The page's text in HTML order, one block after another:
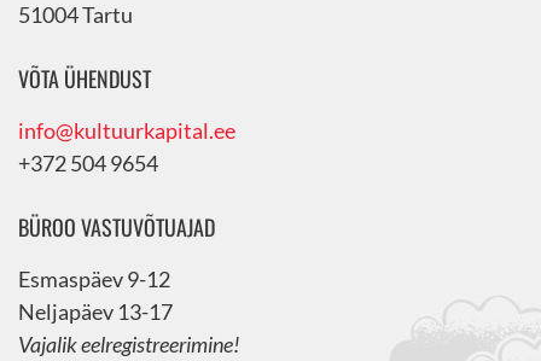
51004 Tartu
VÕTA ÜHENDUST
info@kultuurkapital.ee
+372 504 9654
BÜROO VASTUVÕTUAJAD
Esmaspäev 9-12
Neljapäev 13-17
Vajalik eelregistreerimine!